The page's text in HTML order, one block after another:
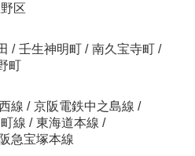
区
/ 壬生神明町 / 南久宝寺町 /
町
線 / 京阪電鉄中之島線 /
線 / 東海道本線 /
阪急宝塚本線